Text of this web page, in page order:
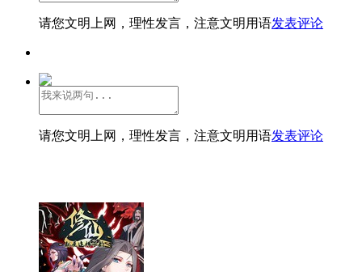
请您文明上网，理性发言，注意文明用语发表评论
请您文明上网，理性发言，注意文明用语发表评论